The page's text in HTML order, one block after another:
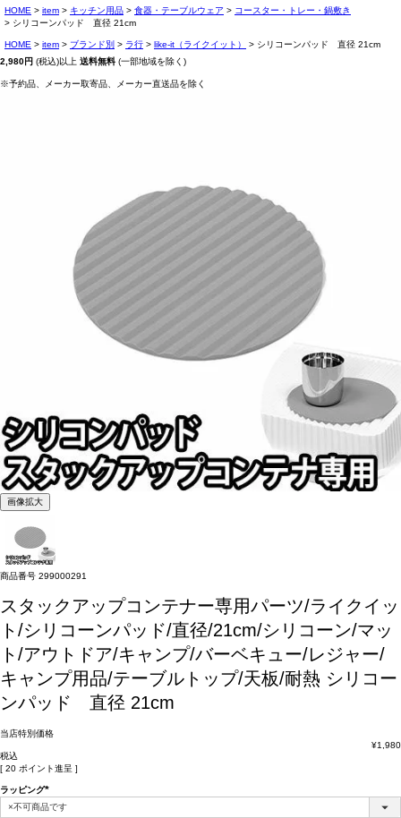
HOME item キッチン用品 食器・テーブルウェア
コースター・トレー・鍋敷き
シリコーンパッド 直径 21cm
HOME item ブランド別 ラ行 like-it（ライクイット）
シリコーンパッド 直径 21cm
2,980円 (税込)以上 送料無料 (一部地域を除く)
※予約品、メーカー取寄品、メーカー直送品を除く
画像拡大
商品番号 299000291
スタックアップコンテナー専用パーツ/ライクイッ
ト/シリコーンパッド/直径/21cm/シリコーン/マッ
ト/アウトドア/キャンプ/バーベキュー/レジャー/
キャンプ用品/テーブルトップ/天板/耐熱 シリコー
ンパッド 直径 21cm
当店特別価格
¥1,980
税込
[ 20 ポイント進呈 ]
ラッピング
(必